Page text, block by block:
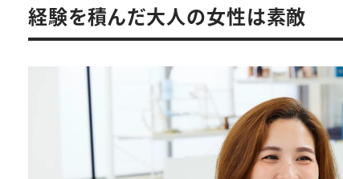
経験を積んだ大人の女性は素敵